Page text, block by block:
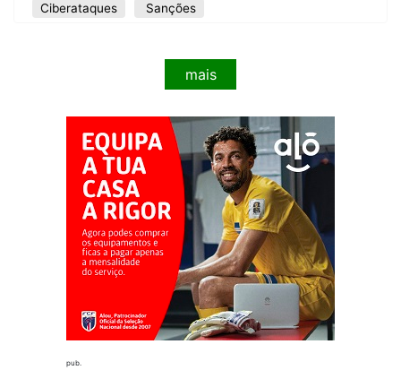
Ciberataques
Sanções
mais
pub.